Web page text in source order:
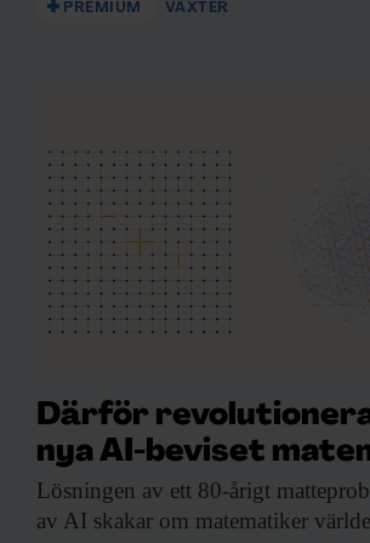
PREMIUM VÄXTER
Därför
nya AI-beviset
Lösningen av ett 80-årigt
av AI skakar om matematiker